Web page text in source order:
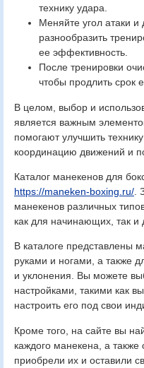
технику удара.
Меняйте угол атаки
разнообразить
ее эффективность.
После тренировки
чтобы продлить срок
В целом, выбор и
является важным
помогают улучшить
координацию движений и
Каталог манекенов для
https://maneken-boxing.ru/
манекенов различных
как для начинающих, так и
В каталоге представлены
руками и ногами, а также
и уклонения. Вы можете
настройками, такими как
настроить его под свои
Кроме того, на сайте вы
каждого манекена, а
приобрели их и оставили